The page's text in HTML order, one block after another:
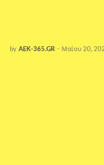
by AEK-365.GR - Μαΐου 20,